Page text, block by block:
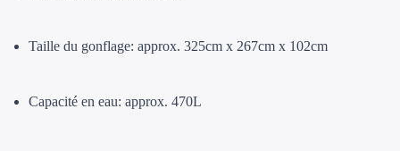
Taille du gonflage: approx. 325cm x 267cm x 102cm
Capacité en eau: approx. 470L